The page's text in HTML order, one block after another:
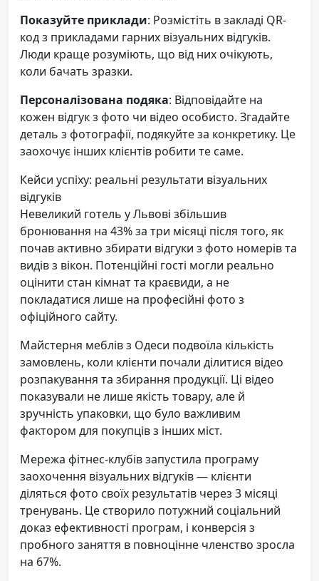
Показуйте приклади: Розмістіть в закладі QR-
код з прикладами гарних візуальних відгуків.
Люди краще розуміють, що від них очікують,
коли бачать зразки.
Персоналізована подяка: Відповідайте на
кожен відгук з фото чи відео особисто. Згадайте
деталь з фотографії, подякуйте за конкретику. Це
заохочує інших клієнтів робити те саме.
Кейси успіху: реальні результати візуальних
відгуків
Невеликий готель у Львові збільшив
бронювання на 43% за три місяці після того, як
почав активно збирати відгуки з фото номерів та
видів з вікон. Потенційні гості могли реально
оцінити стан кімнат та краєвиди, а не
покладатися лише на професійні фото з
офіційного сайту.
Майстерня меблів з Одеси подвоїла кількість
замовлень, коли клієнти почали ділитися відео
розпакування та збирання продукції. Ці відео
показували не лише якість товару, але й
зручність упаковки, що було важливим
фактором для покупців з інших міст.
Мережа фітнес-клубів запустила програму
заохочення візуальних відгуків — клієнти
діляться фото своїх результатів через 3 місяці
тренувань. Це створило потужний соціальний
доказ ефективності програм, і конверсія з
пробного заняття в повноцінне членство зросла
на 67%.